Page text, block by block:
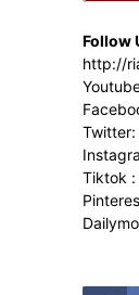
Follow
http://
Twitter:
Tiktok :